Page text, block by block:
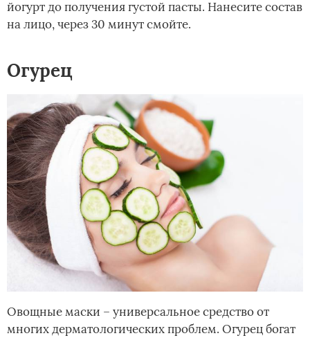
йогурт до получения густой пасты. Нанесите состав
на лицо, через 30 минут смойте.
Огурец
Овощные маски – универсальное средство от
многих дерматологических проблем. Огурец богат